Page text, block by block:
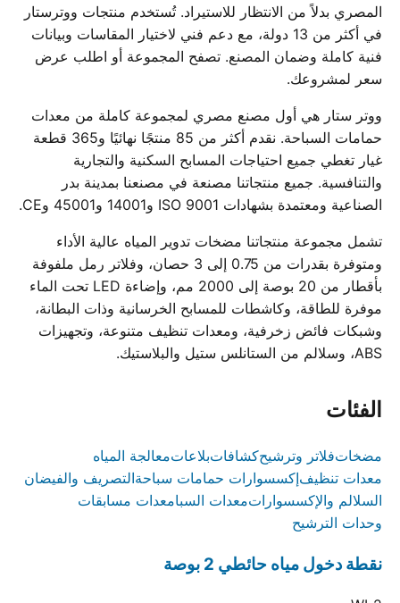
المصري بدلاً من الانتظار للاستيراد. تُستخدم منتجات ووترستار
في أكثر من 13 دولة، مع دعم فني لاختيار المقاسات وبيانات
فنية كاملة وضمان المصنع. تصفح المجموعة أو اطلب عرض
سعر لمشروعك.
ووتر ستار هي أول مصنع مصري لمجموعة كاملة من معدات
حمامات السباحة. نقدم أكثر من 85 منتجًا نهائيًا و365 قطعة
غيار تغطي جميع احتياجات المسابح السكنية والتجارية
والتنافسية. جميع منتجاتنا مصنعة في مصنعنا بمدينة بدر
الصناعية ومعتمدة بشهادات ISO 9001 و14001 و45001 وCE.
تشمل مجموعة منتجاتنا مضخات تدوير المياه عالية الأداء
ومتوفرة بقدرات من 0.75 إلى 3 حصان، وفلاتر رمل ملفوفة
بأقطار من 20 بوصة إلى 2000 مم، وإضاءة LED تحت الماء
موفرة للطاقة، وكاشطات للمسابح الخرسانية وذات البطانة،
وشبكات فائض زخرفية، ومعدات تنظيف متنوعة، وتجهيزات
ABS، وسلالم من الستانلس ستيل والبلاستيك.
الفئات
مضخاتفلاتر وترشيحكشافاتبلاعاتمعالجة المياه
معدات تنظيفإكسسوارات حمامات سباحةالتصريف والفيضان
السلالم والإكسسواراتمعدات السبامعدات مسابقات
وحدات الترشيح
نقطة دخول مياه حائطي 2 بوصة